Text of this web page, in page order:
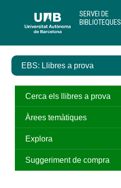
contingut
SERVEI DE
BIBLIOTEQUES
EBS: Llibres a prova
Cerca els llibres a prova
Àrees temàtiques
Explora
Suggeriment de compra